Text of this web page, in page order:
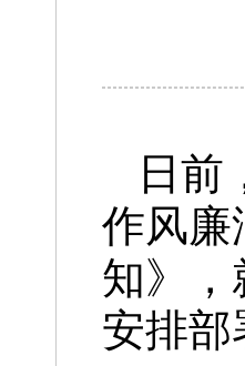
日前
作风廉
知》，
安排部